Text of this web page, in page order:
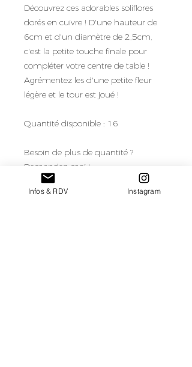
Découvrez ces adorables soliflores
dorés en cuivre ! D'une hauteur de
6cm et d'un diamètre de 2,5cm,
c'est la petite touche finale pour
compléter votre centre de table !
Agrémentez les d'une petite fleur
légère et le tour est joué !
Quantité disponible : 16
Besoin de plus de quantité ?
Demandez-moi !
Tarif de location/soliflore pour une
Infos & RDV Instagram